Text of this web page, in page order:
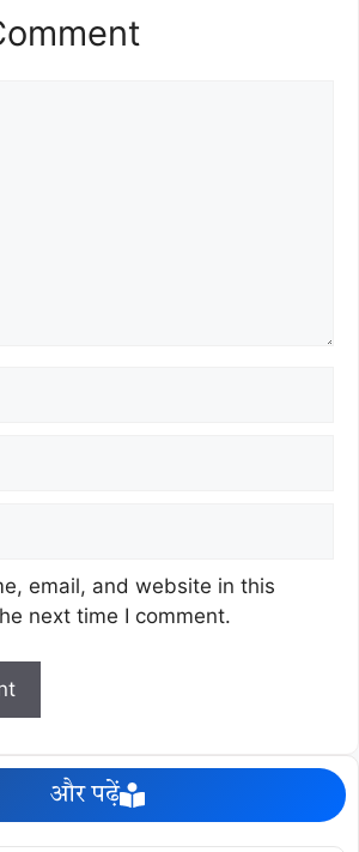
email, and website in this
next time I comment.
और पढ़ें